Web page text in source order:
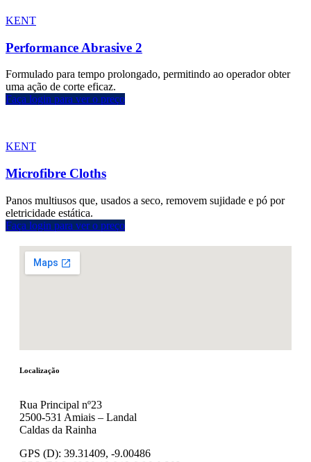
KENT
Performance Abrasive 2
Formulado para tempo prolongado, permitindo ao operador obter
uma ação de corte eficaz.
Faça login para ver o preço
KENT
Microfibre Cloths
Panos multiusos que, usados a seco, removem sujidade e pó por
eletricidade estática.
Faça login para ver o preço
Localização
Rua Principal nº23
2500-531 Amiais – Landal
Caldas da Rainha
GPS (D): 39.31409, -9.00486